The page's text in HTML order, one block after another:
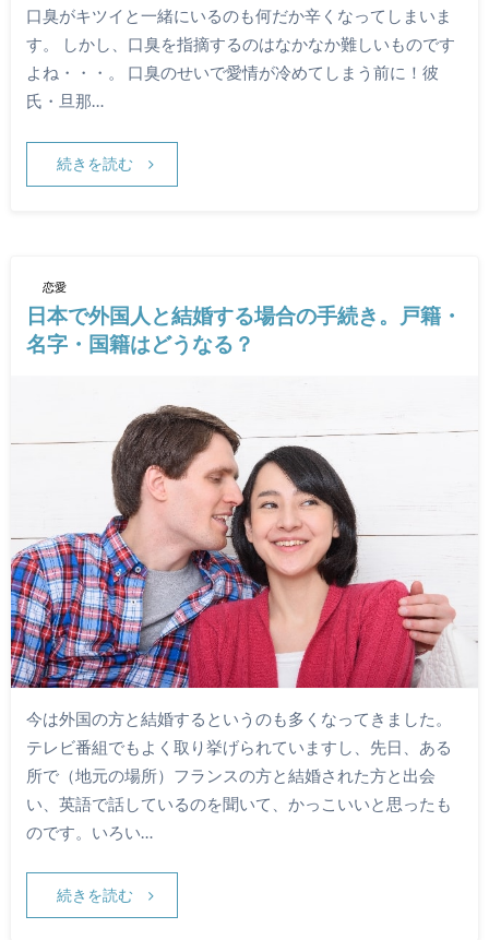
口臭がキツイと一緒にいるのも何だか辛くなってしまいま
す。 しかし、口臭を指摘するのはなかなか難しいものです
よね・・・。 口臭のせいで愛情が冷めてしまう前に！彼
氏・旦那…
続きを読む
恋愛
日本で外国人と結婚する場合の手続き。戸籍・
名字・国籍はどうなる？
今は外国の方と結婚するというのも多くなってきました。
テレビ番組でもよく取り挙げられていますし、先日、ある
所で（地元の場所）フランスの方と結婚された方と出会
い、英語で話しているのを聞いて、かっこいいと思ったも
のです。いろい…
続きを読む